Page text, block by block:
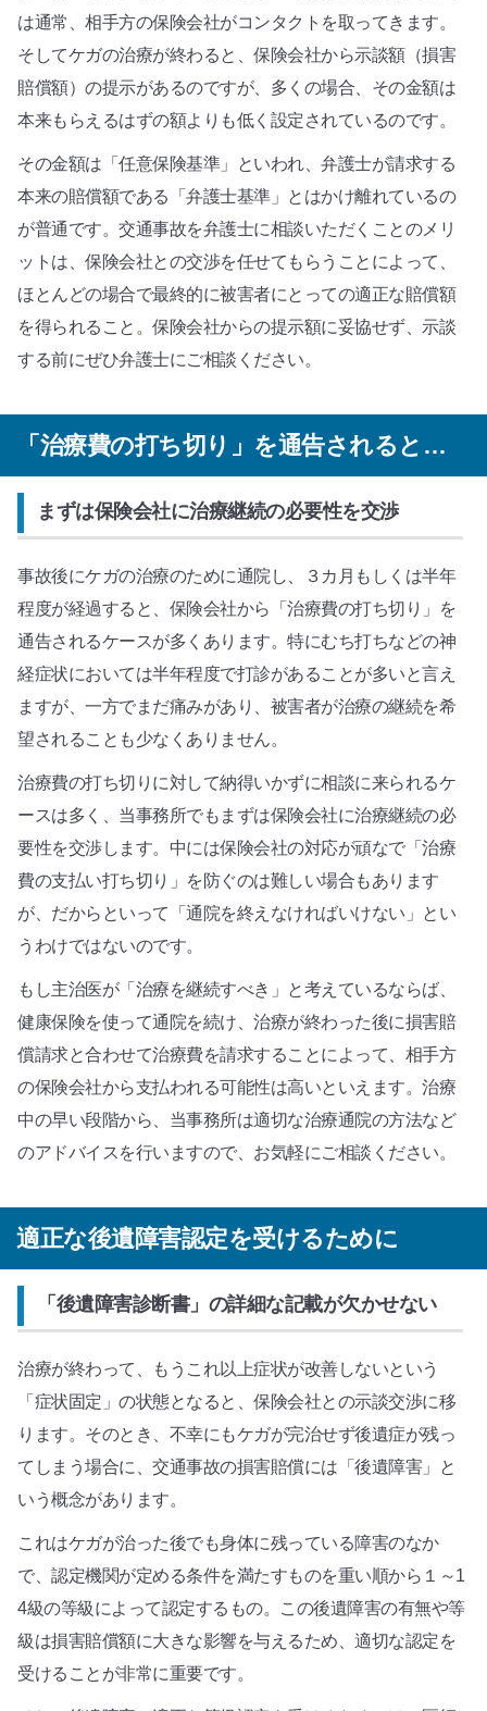
は通常、相手方の保険会社がコンタクトを取ってきます。
そしてケガの治療が終わると、保険会社から示談額（損害
賠償額）の提示があるのですが、多くの場合、その金額は
本来もらえるはずの額よりも低く設定されているのです。
その金額は「任意保険基準」といわれ、弁護士が請求する
本来の賠償額である「弁護士基準」とはかけ離れているの
が普通です。交通事故を弁護士に相談いただくことのメリ
ットは、保険会社との交渉を任せてもらうことによって、
ほとんどの場合で最終的に被害者にとっての適正な賠償額
を得られること。保険会社からの提示額に妥協せず、示談
する前にぜひ弁護士にご相談ください。
「治療費の打ち切り」を通告されると…
まずは保険会社に治療継続の必要性を交渉
事故後にケガの治療のために通院し、３カ月もしくは半年
程度が経過すると、保険会社から「治療費の打ち切り」を
通告されるケースが多くあります。特にむち打ちなどの神
経症状においては半年程度で打診があることが多いと言え
ますが、一方でまだ痛みがあり、被害者が治療の継続を希
望されることも少なくありません。
治療費の打ち切りに対して納得いかずに相談に来られるケ
ースは多く、当事務所でもまずは保険会社に治療継続の必
要性を交渉します。中には保険会社の対応が頑なで「治療
費の支払い打ち切り」を防ぐのは難しい場合もあります
が、だからといって「通院を終えなければいけない」とい
うわけではないのです。
もし主治医が「治療を継続すべき」と考えているならば、
健康保険を使って通院を続け、治療が終わった後に損害賠
償請求と合わせて治療費を請求することによって、相手方
の保険会社から支払われる可能性は高いといえます。治療
中の早い段階から、当事務所は適切な治療通院の方法など
のアドバイスを行いますので、お気軽にご相談ください。
適正な後遺障害認定を受けるために
「後遺障害診断書」の詳細な記載が欠かせない
治療が終わって、もうこれ以上症状が改善しないという
「症状固定」の状態となると、保険会社との示談交渉に移
ります。そのとき、不幸にもケガが完治せず後遺症が残っ
てしまう場合に、交通事故の損害賠償には「後遺障害」と
いう概念があります。
これはケガが治った後でも身体に残っている障害のなか
で、認定機関が定める条件を満たすものを重い順から１～1
4級の等級によって認定するもの。この後遺障害の有無や等
級は損害賠償額に大きな影響を与えるため、適切な認定を
受けることが非常に重要です。